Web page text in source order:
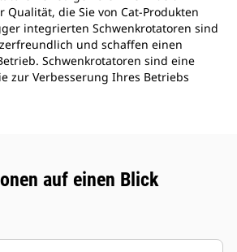
die Sie von Cat-Produkten
integrierten Schwenkrotatoren sind
und schaffen einen
Schwenkrotatoren sind eine
zur Verbesserung Ihres Betriebs
auf einen Blick